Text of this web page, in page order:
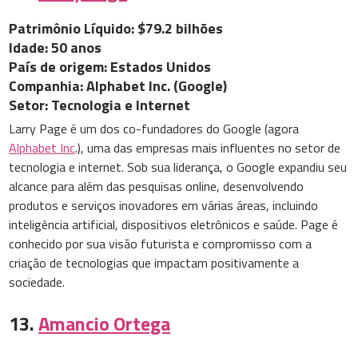
Patrimônio Líquido: $79.2 bilhões
Idade: 50 anos
País de origem: Estados Unidos
Companhia: Alphabet Inc. (Google)
Setor: Tecnologia e Internet
Larry Page é um dos co-fundadores do Google (agora
Alphabet Inc.), uma das empresas mais influentes no setor de
tecnologia e internet. Sob sua liderança, o Google expandiu seu
alcance para além das pesquisas online, desenvolvendo
produtos e serviços inovadores em várias áreas, incluindo
inteligência artificial, dispositivos eletrônicos e saúde. Page é
conhecido por sua visão futurista e compromisso com a
criação de tecnologias que impactam positivamente a
sociedade.
13.Amancio Ortega